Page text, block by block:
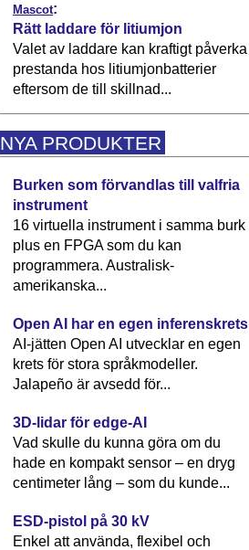
Mascot:
Rätt laddare för litiumjon
Valet av laddare kan kraftigt påverka
prestanda hos litiumjonbatterier
eftersom de till skillnad...
NYA PRODUKTER
Burken som förvandlas till valfria
instrument
16 virtuella instrument i samma burk
plus en FPGA som du kan
programmera. Australisk-
amerikanska...
Open AI har en egen inferenskrets
AI-jätten Open AI utvecklar en egen
krets för stora språkmodeller.
Jalapeño är avsedd för...
3D-lidar för edge-AI
Vad skulle du kunna göra om du
hade en kompakt sensor – en dryg
centimeter lång – som du kunde...
ESD-pistol på 30 kV
Enkel att använda, flexibel och